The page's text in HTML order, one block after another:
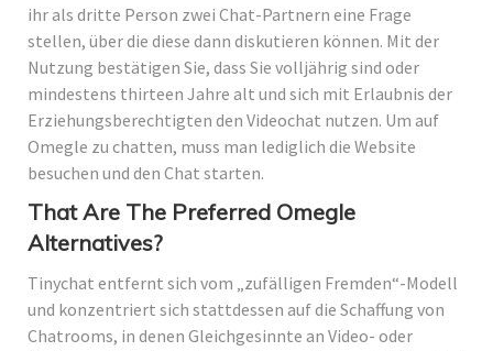
ihr als dritte Person zwei Chat-Partnern eine Frage
stellen, über die diese dann diskutieren können. Mit der
Nutzung bestätigen Sie, dass Sie volljährig sind oder
mindestens thirteen Jahre alt und sich mit Erlaubnis der
Erziehungsberechtigten den Videochat nutzen. Um auf
Omegle zu chatten, muss man lediglich die Website
besuchen und den Chat starten.
That Are The Preferred Omegle
Alternatives?
Tinychat entfernt sich vom „zufälligen Fremden“-Modell
und konzentriert sich stattdessen auf die Schaffung von
Chatrooms, in denen Gleichgesinnte an Video- oder